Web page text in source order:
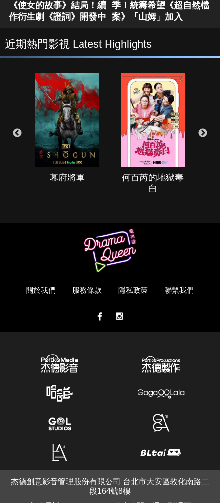
《使女的故事》結局！續
作衍生劇《證詞》開發中
季！統籌希望《超自然檔
案》「山姆」加入
近期熱門影視 Latest Highlights
幕府將軍
何百芮的地獄毒
白
關於我們 服務條款 隱私政策 聯繫我們
杰德創意影音管理股份有限公司 台北市大安區敦化南路二
段164號8樓